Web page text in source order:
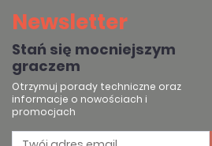
Newsletter
Stań się mocniejszym
graczem
Otrzymuj porady techniczne oraz
informacje o nowościach i
promocjach